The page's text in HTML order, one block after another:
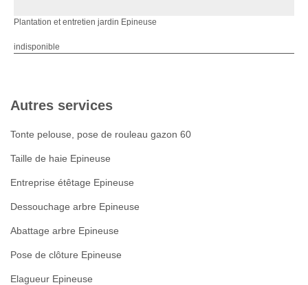
Plantation et entretien jardin Epineuse
indisponible
Autres services
Tonte pelouse, pose de rouleau gazon 60
Taille de haie Epineuse
Entreprise étêtage Epineuse
Dessouchage arbre Epineuse
Abattage arbre Epineuse
Pose de clôture Epineuse
Elagueur Epineuse